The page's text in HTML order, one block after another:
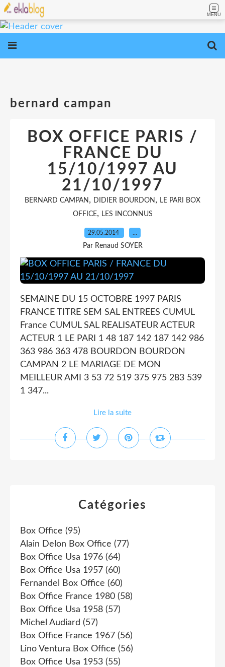
MENU
bernard campan
BOX OFFICE PARIS /
FRANCE DU
15/10/1997 AU
21/10/1997
BERNARD CAMPAN , DIDIER BOURDON , LE PARI BOX
OFFICE, LES INCONNUS
29.05.2014 …
Par Renaud SOYER
SEMAINE DU 15 OCTOBRE 1997 PARIS
FRANCE TITRE SEM SAL ENTREES CUMUL
France CUMUL SAL REALISATEUR ACTEUR
ACTEUR 1 LE PARI 1 48 187 142 187 142 986
363 986 363 478 BOURDON BOURDON
CAMPAN 2 LE MARIAGE DE MON
MEILLEUR AMI 3 53 72 519 375 975 283 539
1 347...
Lire la suite
Catégories
Box Office (95)
Alain Delon Box Office (77)
Box Office Usa 1976 (64)
Box Office Usa 1957 (60)
Fernandel Box Office (60)
Box Office France 1980 (58)
Box Office Usa 1958 (57)
Michel Audiard (57)
Box Office France 1967 (56)
Lino Ventura Box Office (56)
Box Office Usa 1953 (55)